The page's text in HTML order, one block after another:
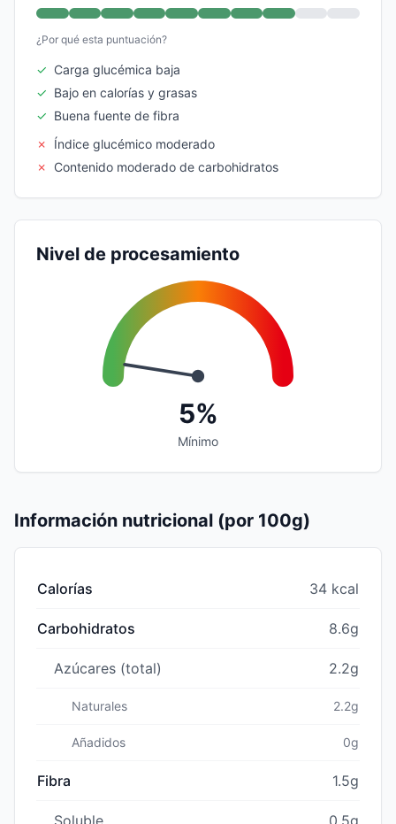
¿Por qué esta puntuación?
✓ Carga glucémica baja
✓ Bajo en calorías y grasas
✓ Buena fuente de fibra
✗
Índice glucémico moderado
✗
Contenido moderado de carbohidratos
Nivel de procesamiento
5%
Mínimo
Información nutricional (por 100g)
Calorías 34 kcal
Carbohidratos 8.6g
Azúcares (total) 2.2g
Naturales 2.2g
Añadidos 0g
Fibra 1.5g
Soluble 0.5g